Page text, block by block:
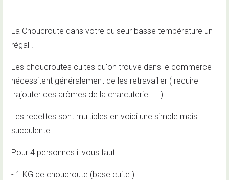
La Choucroute dans votre cuiseur basse température un
régal !
Les choucroutes cuites qu'on trouve dans le commerce
nécessitent généralement de les retravailler ( recuire
rajouter des arômes de la charcuterie .....)
Les recettes sont multiples en voici une simple mais
succulente :
Pour 4 personnes il vous faut :
- 1 KG de choucroute (base cuite )